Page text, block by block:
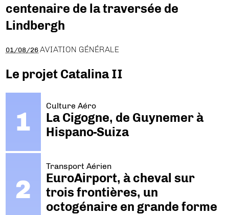
centenaire de la traversée de
Lindbergh
01/08/26 AVIATION GÉNÉRALE
Le projet Catalina II
Culture Aéro
La Cigogne, de Guynemer à
Hispano-Suiza
Transport Aérien
EuroAirport, à cheval sur
trois frontières, un
octogénaire en grande forme